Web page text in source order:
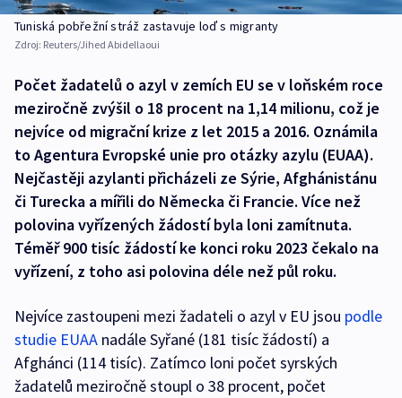
Tuniská pobřežní stráž zastavuje loď s migranty
Zdroj: Reuters/Jihed Abidellaoui
Počet žadatelů o azyl v zemích EU se v loňském roce
meziročně zvýšil o 18 procent na 1,14 milionu, což je
nejvíce od migrační krize z let 2015 a 2016. Oznámila
to Agentura Evropské unie pro otázky azylu (EUAA).
Nejčastěji azylanti přicházeli ze Sýrie, Afghánistánu
či Turecka a mířili do Německa či Francie. Více než
polovina vyřízených žádostí byla loni zamítnuta.
Téměř 900 tisíc žádostí ke konci roku 2023 čekalo na
vyřízení, z toho asi polovina déle než půl roku.
Nejvíce zastoupeni mezi žadateli o azyl v EU jsou podle
studie EUAA nadále Syřané (181 tisíc žádostí) a
Afghánci (114 tisíc). Zatímco loni počet syrských
žadatelů meziročně stoupl o 38 procent, počet